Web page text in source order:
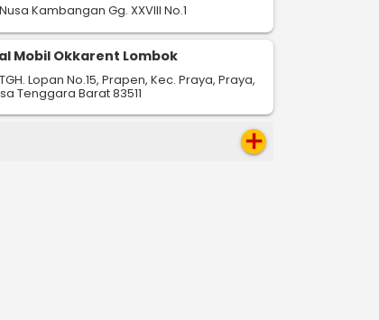
Kambangan Gg. XXVIII No.1
Mobil Okkarent Lombok
Lopan No.15, Prapen, Kec. Praya, Praya,
Tenggara Barat 83511
add